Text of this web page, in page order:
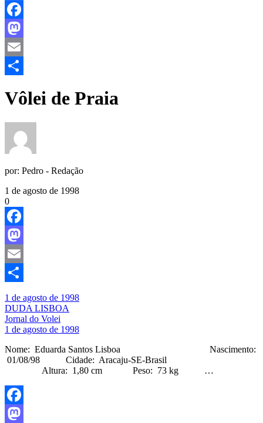
Facebook
Mastodon
Email
Vôlei de Praia
por: Pedro - Redação
1 de agosto de 1998
0
Facebook
Mastodon
Email
1 de agosto de 1998
DUDA LISBOA
Jornal do Volei
1 de agosto de 1998
Nome: Eduarda Santos Lisboa Nascimento:
01/08/98 Cidade: Aracaju-SE-Brasil
Altura: 1,80 cm Peso: 73 kg …
Facebook